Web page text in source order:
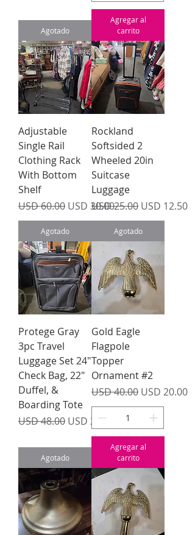
Agotado
Agregar al
carrito
Adjustable
Single Rail
Clothing Rack
With Bottom
Shelf
Precio
USD 60.00 Precio de oferta
USD 30.00
Agotado
Rockland
Softsided 2
Wheeled 20in
Suitcase
Luggage
Precio
USD 25.00 Precio de
USD 12.50
Agotado
Protege Gray
3pc Travel
Luggage Set 24"
Check Bag, 22"
Duffel, &
Boarding Tote
Precio
USD 48.00 Precio de oferta
USD 24.00
Agotado
Gold Eagle
Flagpole
Topper
Ornament #2
Precio
USD 40.00 Precio de
USD 20.00
Agregar al
carrito